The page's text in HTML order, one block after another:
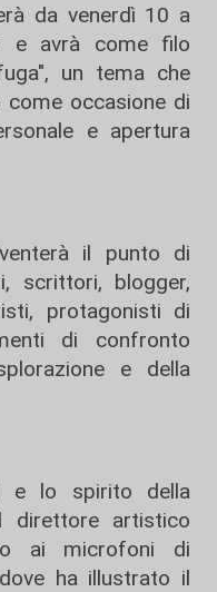
da venerdì 10 a
e avrà come filo
un tema che
occasione di
e apertura
il punto di
scrittori, blogger,
protagonisti di
di confronto
e della
e lo spirito della
direttore artistico
ai microfoni di
ha illustrato il